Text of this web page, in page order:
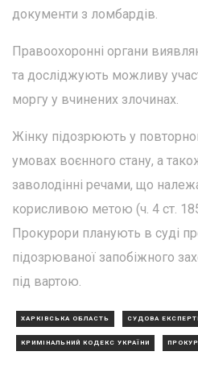
документи з ломбардів.
Правоохоронні органи
та досліджують можливу
моргу у вчинених злочинах.
Жінку підозрюють у
умовах воєнного стану, а
заволодінні речами, що
корисливою метою (ч. 4 ст.
Прокурори планують в суді
підозрюваної запобіжного
під вартою.
ХАРКІВСЬКА ОБЛАСТЬ СУДОВА
КРИМІНАЛЬНИЙ КОДЕКС УКРАЇНИ